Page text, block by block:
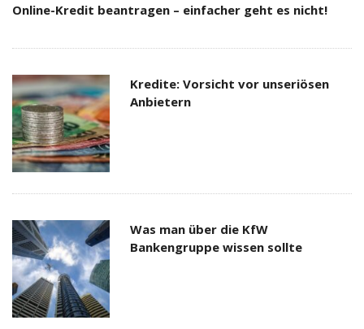
Online-Kredit beantragen – einfacher geht es nicht!
Kredite: Vorsicht vor unseriösen
Anbietern
Was man über die KfW
Bankengruppe wissen sollte